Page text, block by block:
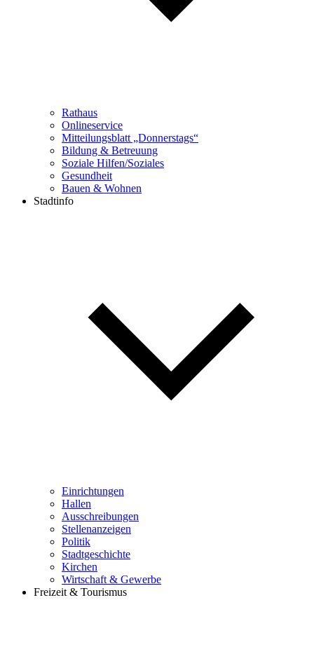
Rathaus
Onlineservice
Mitteilungsblatt „Donnerstags“
Bildung & Betreuung
Soziale Hilfen/Soziales
Gesundheit
Bauen & Wohnen
Stadtinfo
Einrichtungen
Hallen
Ausschreibungen
Stellenanzeigen
Politik
Stadtgeschichte
Kirchen
Wirtschaft & Gewerbe
Freizeit & Tourismus